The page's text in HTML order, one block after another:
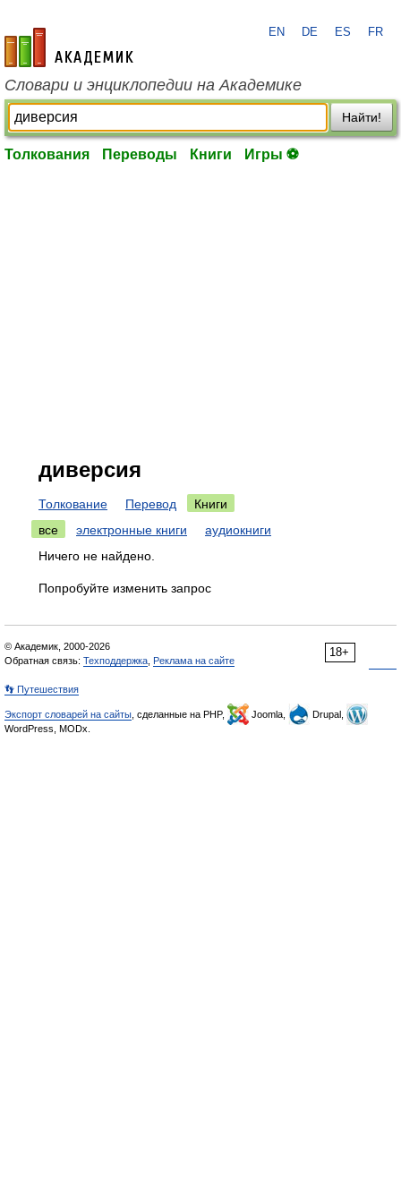
academic.ru
EN DE ES FR
Словари и энциклопедии на Академике
Найти!
Толкования Переводы Книги Игры ⚽
диверсия
Толкование Перевод
Книги
все
электронные книги
аудиокниги
Ничего не найдено.
Попробуйте изменить запрос
18+
© Академик, 2000-2026
Обратная связь: Техподдержка Реклама на сайте
👣 Путешествия
Экспорт словарей на сайты , сделанные на PHP, Joomla,
Drupal,
WordPress, MODx.